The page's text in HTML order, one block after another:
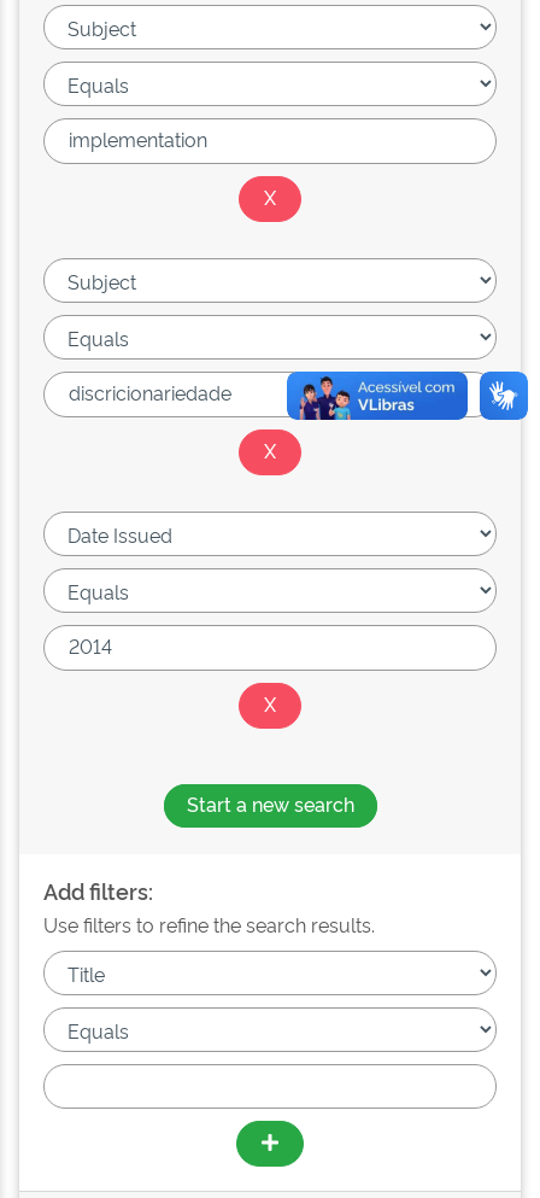
Start a new search
Add filters:
Use filters to refine the search results.